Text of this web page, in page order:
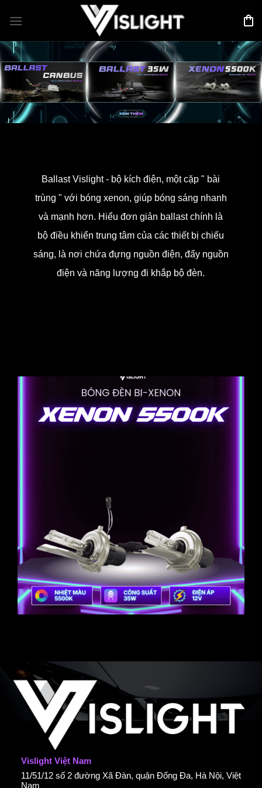
qua
dung
Ballast Vislight - bộ kích điện, một cặp " bài
trùng " với bóng xenon, giúp bóng sáng nhanh
và mạnh hơn. Hiểu đơn giản ballast chính là
bộ điều khiển trung tâm của các thiết bị chiếu
sáng, là nơi chứa đựng nguồn điện, đẩy nguồn
điện và năng lượng đi khắp bộ đèn.
Vislight Việt Nam
11/51/12 số 2 đường Xã Đàn, quận Đống Đa, Hà Nội, Việt
Nam